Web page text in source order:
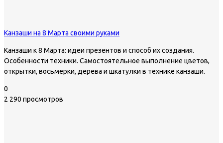
Канзаши на 8 Марта своими руками
Канзаши к 8 Марта: идеи презентов и способ их создания.
Особенности техники. Самостоятельное выполнение цветов,
открытки, восьмерки, дерева и шкатулки в технике канзаши.
0
2 290 просмотров